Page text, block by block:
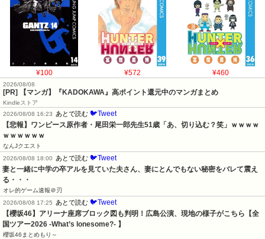
¥100 ¥572 ¥460
2026/08/08
[PR] 【マンガ】『KADOKAWA』高ポイント還元中のマンガまとめ
Kindleストア
2026/08/08 16:23
あとで読む 🐦Tweet
【悲報】ワンピース原作者・尾田栄一郎先生51歳「あ、切り込む？笑」ｗｗｗｗ
ｗｗｗｗｗｗ
なんJクエスト
2026/08/08 18:00
あとで読む 🐦Tweet
妻と一緒に中学の卒アルを見ていた夫さん、妻にとんでもない秘密をバレて震え
る・・・
オレ的ゲーム速報＠刃
2026/08/08 17:25
あとで読む 🐦Tweet
【櫻坂46】アリーナ座席ブロック図も判明！広島公演、現地の様子がこちら【全
国ツアー2026 -What’s lonesome?- 】
櫻坂46まとめもり～